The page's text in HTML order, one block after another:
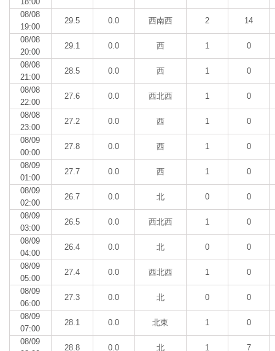
08/08
19:00
29.5 0.0 西南西 2 14
08/08
20:00
29.1 0.0 西 1 0
08/08
21:00
28.5 0.0 西 1 0
08/08
22:00
27.6 0.0 西北西 1 0
08/08
23:00
27.2 0.0 西 1 0
08/09
00:00
27.8 0.0 西 1 0
08/09
01:00
27.7 0.0 西 1 0
08/09
02:00
26.7 0.0 北 0 0
08/09
03:00
26.5 0.0 西北西 1 0
08/09
04:00
26.4 0.0 北 0 0
08/09
05:00
27.4 0.0 西北西 1 0
08/09
06:00
27.3 0.0 北 0 0
08/09
07:00
28.1 0.0 北東 1 0
08/09
28.8 0.0 北 1 7